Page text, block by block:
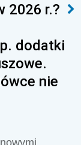
2026 r.?
dodatki
nie